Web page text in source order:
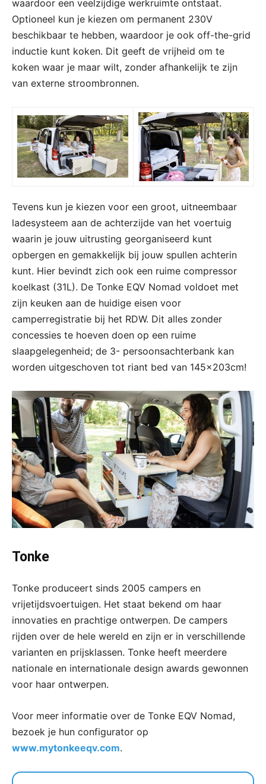
waardoor een veelzijdige werkruimte ontstaat.
Optioneel kun je kiezen om permanent 230V
beschikbaar te hebben, waardoor je ook off-the-grid
inductie kunt koken. Dit geeft de vrijheid om te
koken waar je maar wilt, zonder afhankelijk te zijn
van externe stroombronnen.
Tevens kun je kiezen voor een groot, uitneembaar
ladesysteem aan de achterzijde van het voertuig
waarin je jouw uitrusting georganiseerd kunt
opbergen en gemakkelijk bij jouw spullen achterin
kunt. Hier bevindt zich ook een ruime compressor
koelkast (31L). De Tonke EQV Nomad voldoet met
zijn keuken aan de huidige eisen voor
camperregistratie bij het RDW. Dit alles zonder
concessies te hoeven doen op een ruime
slaapgelegenheid; de 3- persoonsachterbank kan
worden uitgeschoven tot riant bed van 145x203cm!
Tonke
Tonke produceert sinds 2005 campers en
vrijetijdsvoertuigen. Het staat bekend om haar
innovaties en prachtige ontwerpen. De campers
rijden over de hele wereld en zijn er in verschillende
varianten en prijsklassen. Tonke heeft meerdere
nationale en internationale design awards gewonnen
voor haar ontwerpen.
Voor meer informatie over de Tonke EQV Nomad,
bezoek je hun configurator op
www.mytonkeeqv.com.